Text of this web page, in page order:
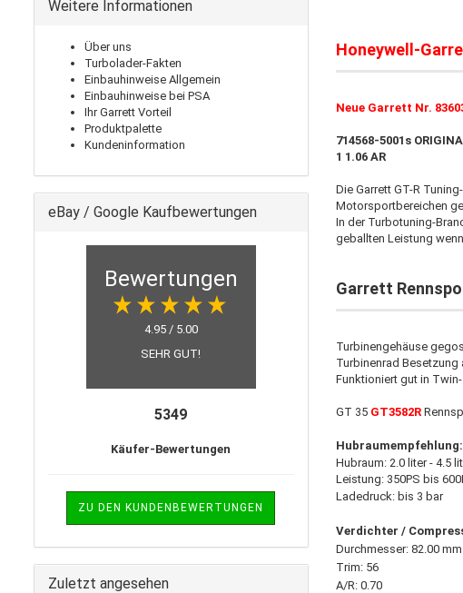
Honeywell-
Neue Garrett Nr.
714568-5001s
1 1.06 AR
Die Garrett GT-R
Motorsportbereichen
In der Turbotuning-
geballten Leistung
Garrett
Turbinengehäuse
Turbinenrad Besetzung
Funktioniert gut in
GT 35 GT3582R
Hubraumempfehlung:
Hubraum: 2.0 liter - 4.5
Leistung: 350PS bis
Ladedruck: bis 3 bar
Verdichter /
Durchmesser: 82.00 mm
Trim: 56
A/R: 0.70
Weitere Informationen
Über uns
Turbolader-Fakten
Einbauhinweise Allgemein
Einbauhinweise bei PSA
Ihr Garrett Vorteil
Produktpalette
Kundeninformation
eBay / Google Kaufbewertungen
Bewertungen
4.95 / 5.00
SEHR GUT!
5349
Käufer-Bewertungen
ZU DEN KUNDENBEWERTUNGEN
Zuletzt angesehen